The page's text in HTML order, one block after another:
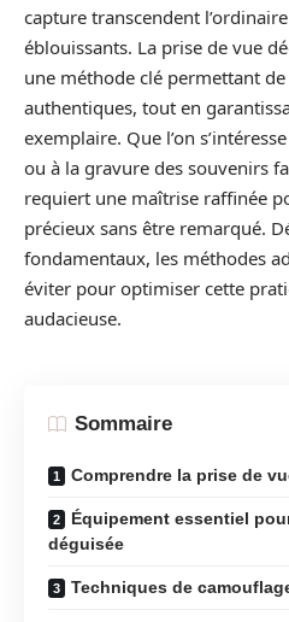
capture transcendent
éblouissants. La prise de vue
une méthode clé permettant
authentiques, tout en
exemplaire. Que l’on
ou à la gravure des souvenirs
requiert une maîtrise raffinée
précieux sans être remarqué.
fondamentaux, les méthodes
éviter pour optimiser cette
audacieuse.
Sommaire
Comprendre la prise de
Équipement essentiel
déguisée
Techniques de